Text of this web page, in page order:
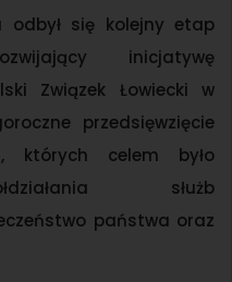
odbył się kolejny etap
inicjatywę
Związek Łowiecki w
przedsięwzięcie
których celem było
służb
państwa oraz